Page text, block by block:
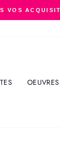
VOS
OEUVRES